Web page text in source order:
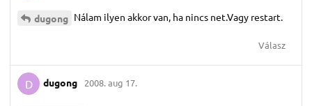
dugong Nálam ilyen akkor van, ha nincs net.Vagy restart.
Válasz
D dugong 2008. aug 17.